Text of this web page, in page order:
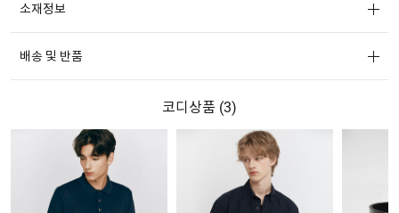
소재정보
배송 및 반품
코디상품 (3)